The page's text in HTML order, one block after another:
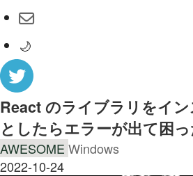
🌙
React のライブラリをイ
としたらエラーが出て困っ
AWESOME Windows
2022-10-24